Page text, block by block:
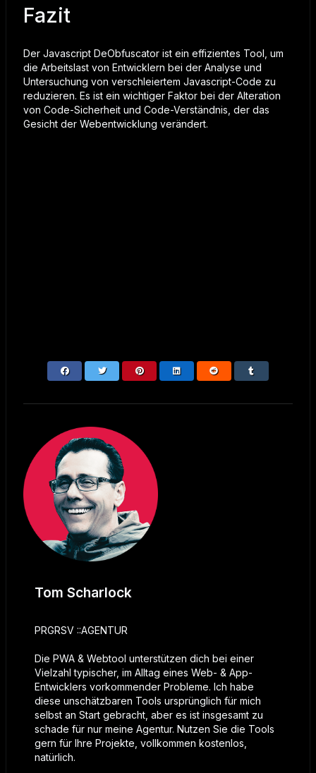
Fazit
Der Javascript DeObfuscator ist ein effizientes Tool, um
die Arbeitslast von Entwicklern bei der Analyse und
Untersuchung von verschleiertem Javascript-Code zu
reduzieren. Es ist ein wichtiger Faktor bei der Alteration
von Code-Sicherheit und Code-Verständnis, der das
Gesicht der Webentwicklung verändert.
Tom Scharlock
PRGRSV ::AGENTUR
Die PWA & Webtool unterstützen dich bei einer
Vielzahl typischer, im Alltag eines Web- & App-
Entwicklers vorkommender Probleme. Ich habe
diese unschätzbaren Tools ursprünglich für mich
selbst an Start gebracht, aber es ist insgesamt zu
schade für nur meine Agentur. Nutzen Sie die Tools
gern für Ihre Projekte, vollkommen kostenlos,
natürlich.